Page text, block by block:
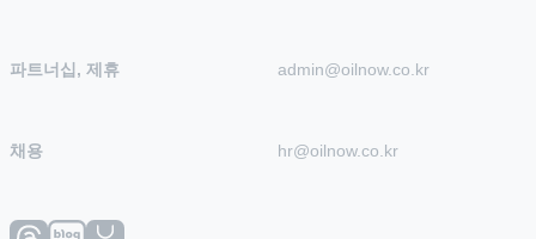
파트너십, 제휴 admin@oilnow.co.kr
채용 hr@oilnow.co.kr